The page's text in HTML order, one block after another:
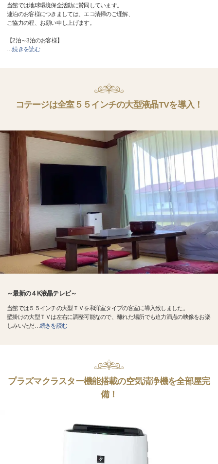
当館では地球環境保全活動に賛同しています。
連泊のお客様につきましては、エコ清掃のご理解、
ご協力の程、お願い申し上げます。
【2泊～3泊のお客様】
…続きを読む
コテージは全室５５インチの大型液晶TVを導入！
～最新の４K液晶テレビ～
当館では５５インチの大型ＴＶを和洋室タイプの客室に導入致しました。
壁掛けの大型ＴＶは左右に調整可能なので、離れた場所でも迫力満点の映像をお楽
しみいただ…続きを読む
プラズマクラスター機能搭載の空気清浄機を全部屋完
備！